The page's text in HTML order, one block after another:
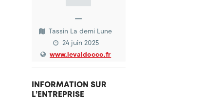
—
Tassin La demi Lune
24 juin 2025
www.levaldocco.fr
INFORMATION SUR
L’ENTREPRISE